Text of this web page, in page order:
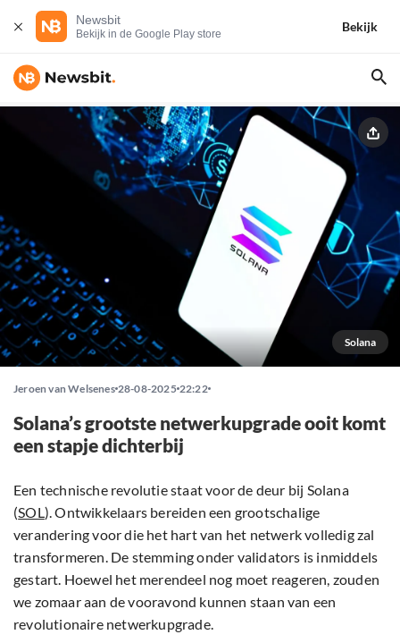
Newsbit
Bekijk in de Google Play store
Bekijk
Solana
Jeroen van Welsenes 28-08-2025 22:22
Solana’s grootste netwerkupgrade ooit komt
een stapje dichterbij
Een technische revolutie staat voor de deur bij Solana
(SOL). Ontwikkelaars bereiden een grootschalige
verandering voor die het hart van het netwerk volledig zal
transformeren. De stemming onder validators is inmiddels
gestart. Hoewel het merendeel nog moet reageren, zouden
we zomaar aan de vooravond kunnen staan van een
revolutionaire netwerkupgrade.